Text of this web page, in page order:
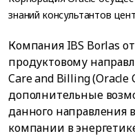
знаний консультантов
Компания IBS Borlas
продуктовому
Care and Billing (Oracle
дополнительные
данного направления
компании в